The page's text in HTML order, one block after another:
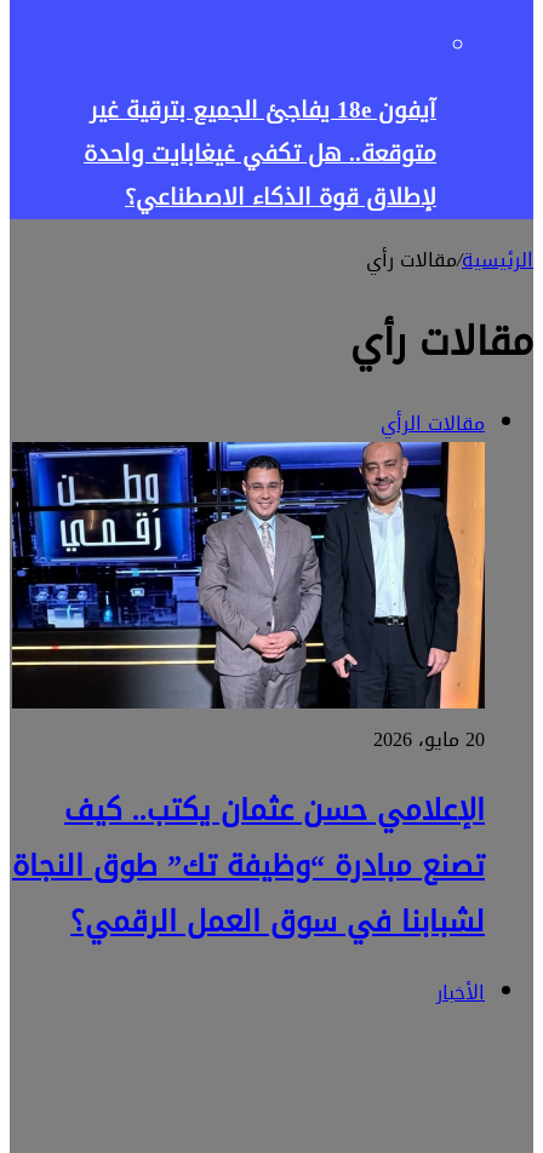
آيفون 18e يفاجئ الجميع بترقية غير
متوقعة.. هل تكفي غيغابايت واحدة
لإطلاق قوة الذكاء الاصطناعي؟
الرئيسية/مقالات رأي
مقالات رأي
مقالات الرأي
20 مايو، 2026
الإعلامي حسن عثمان يكتب.. كيف
تصنع مبادرة “وظيفة تك” طوق النجاة
لشبابنا في سوق العمل الرقمي؟
الأخبار